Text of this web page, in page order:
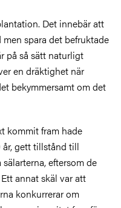
Det innebär att
spara det befruktade
på så sätt naturligt
en dräktighet när
bekymmersamt om det
kommit fram hade
gett tillstånd till
eftersom de
annat skäl var att
konkurrerar om